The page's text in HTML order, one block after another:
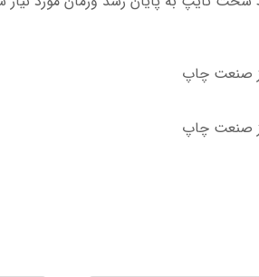
صنعت چاپ
صنعت چاپ